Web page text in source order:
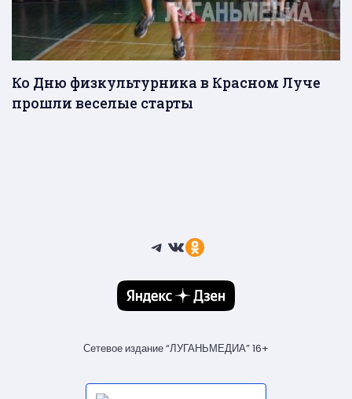
Ко Дню физкультурника в Красном Луче
прошли веселые старты
Telegram
ВКонтакте
Ссылка
Сетевое издание “ЛУГАНЬМЕДИА” 16+